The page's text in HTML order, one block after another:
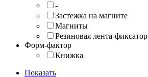
-
Застежка на магните
Магниты
Резиновая лента-фиксатор
Форм-фактор
Книжка
Показать